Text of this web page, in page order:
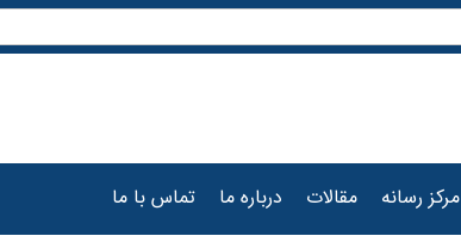
مرکز رسانه مقالات درباره ما تماس با ما